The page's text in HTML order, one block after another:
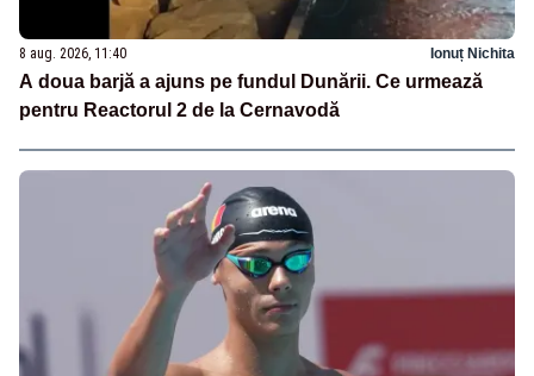
8 aug. 2026, 11:40 Ionuț Nichita
A doua barjă a ajuns pe fundul Dunării. Ce urmează
pentru Reactorul 2 de la Cernavodă